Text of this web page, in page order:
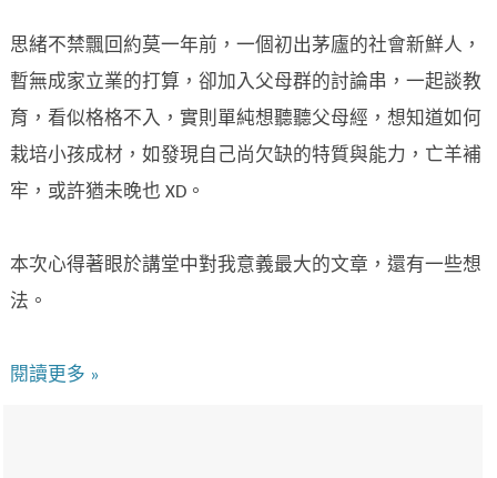
思緒不禁飄回約莫一年前，一個初出茅廬的社會新鮮人，
暫無成家立業的打算，卻加入父母群的討論串，一起談教
育，看似格格不入，實則單純想聽聽父母經，想知道如何
栽培小孩成材，如發現自己尚欠缺的特質與能力，亡羊補
牢，或許猶未晚也 XD。
本次心得著眼於講堂中對我意義最大的文章，還有一些想
法。
閱讀更多 »